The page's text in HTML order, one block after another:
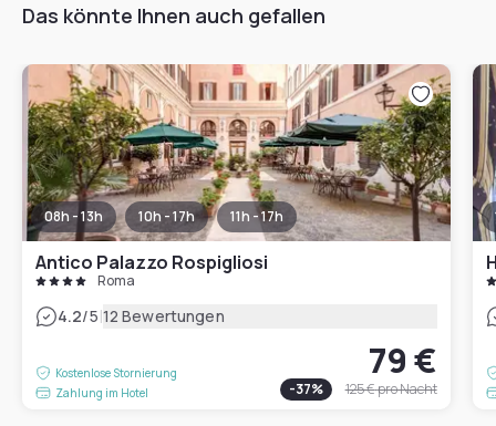
Das könnte Ihnen auch gefallen
08h - 13h 10h - 17h 11h - 17h
Antico Palazzo Rospigliosi
Roma
4.2/5|12 Bewertungen
Kostenlose Stornierung
Zahlung im Hotel
79 €
-37% 125 €pro Nacht